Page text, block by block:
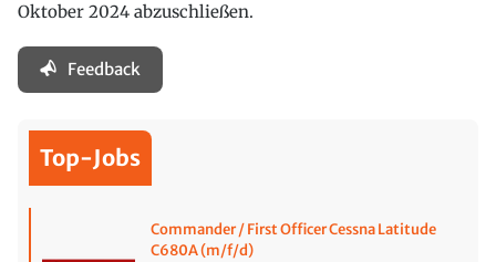
Oktober 2024 abzuschließen.
Feedback
Top-Jobs
Commander / First Officer Cessna Latitude
C680A (m/f/d)